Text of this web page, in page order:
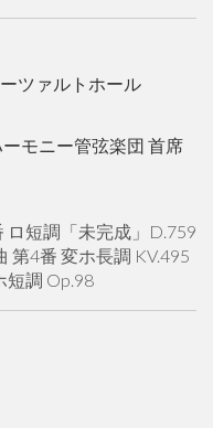
ツァルトホール
モニー管弦楽団 首席
ロ短調「未完成」D.759
第4番 変ホ長調 KV.495
短調 Op.98